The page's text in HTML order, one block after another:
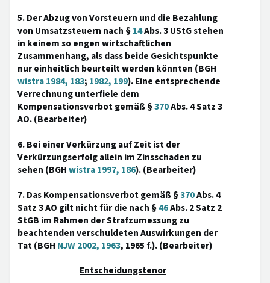
5. Der Abzug von Vorsteuern und die Bezahlung
von Umsatzsteuern nach §14Abs. 3 UStG stehen
in keinem so engen wirtschaftlichen
Zusammenhang, als dass beide Gesichtspunkte
nur einheitlich beurteilt werden könnten (BGH
wistra 1984, 183; 1982, 199). Eine entsprechende
Verrechnung unterfiele dem
Kompensationsverbot gemäß §370Abs. 4 Satz 3
AO. (Bearbeiter)
6. Bei einer Verkürzung auf Zeit ist der
Verkürzungserfolg allein im Zinsschaden zu
sehen (BGHwistra 1997, 186). (Bearbeiter)
7. Das Kompensationsverbot gemäß §370Abs. 4
Satz 3 AO gilt nicht für die nach §46Abs. 2 Satz 2
StGB im Rahmen der Strafzumessung zu
beachtenden verschuldeten Auswirkungen der
Tat (BGH NJW 2002, 1963, 1965 f.). (Bearbeiter)
Entscheidungstenor